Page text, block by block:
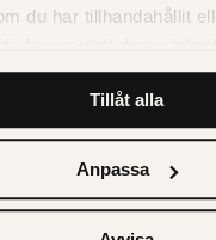
du har tillhandahållit
för att välja
ska sättas. Läs vår
funktion, varför vi
Tillåt alla
Anpassa